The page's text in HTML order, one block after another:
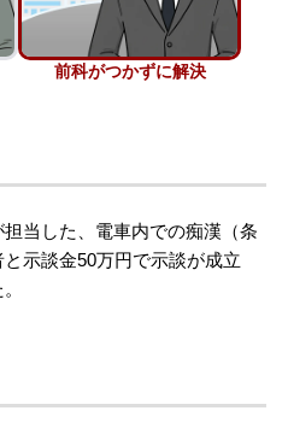
したい
前科がつかずに解決
当した、電車内での痴漢（条
示談金50万円で示談が成立